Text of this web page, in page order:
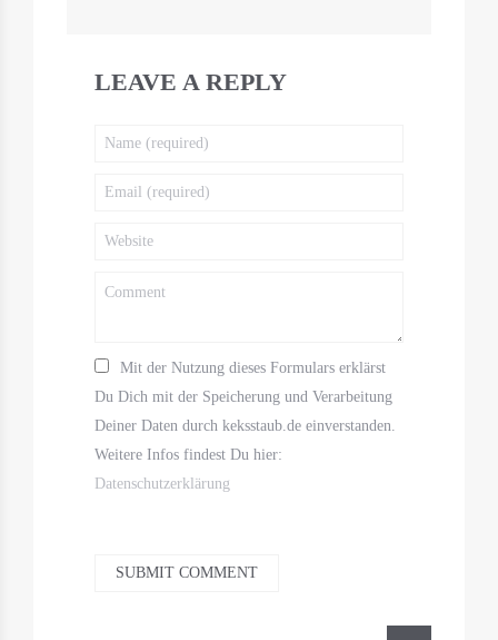
LEAVE A REPLY
Mit der Nutzung dieses Formulars erklärst
Du Dich mit der Speicherung und Verarbeitung
Deiner Daten durch keksstaub.de einverstanden.
Weitere Infos findest Du hier:
Datenschutzerklärung
SUBMIT COMMENT